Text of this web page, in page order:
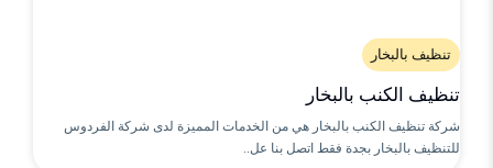
تنظيف بالبخار
تنظيف الكنب بالبخار
شركة تنظيف الكنب بالبخار هي من الخدمات المميزة لدى شركة الفردوس
للتنظيف بالبخار بجدة فقط اتصل بنا عل..